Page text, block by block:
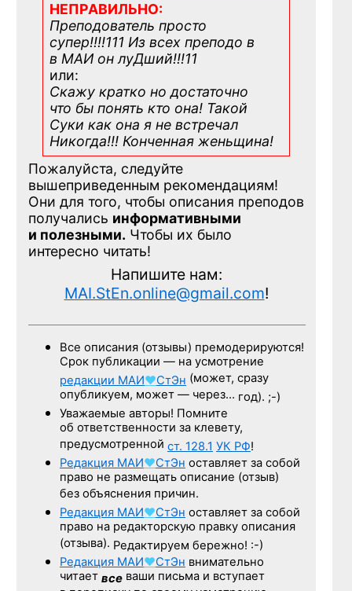
НЕПРАВИЛЬНО:
Преподователь просто
супер!!!!111 Из всех преподо в
в МАИ он луДший!!!11
или:
Скажу кратко но достаточно
что бы понять кто она! Такой
Суки как она я не встречал
Никогда!!! Конченная женьщина!
Пожалуйста, следуйте
вышеприведенным рекомендациям!
Они для того, чтобы описания преподов
получались информативными
и полезными. Чтобы их было
интересно читать!
Напишите нам:
MAI.StEn.online@gmail.com!
Все описания (отзывы) премодерируются!
Срок публикации — на усмотрение
редакции МАИ♥СтЭн (может, сразу
опубликуем, может — через… год). ;-)
Уважаемые авторы! Помните
об ответственности за клевету,
предусмотренной ст. 128.1 УК РФ!
Редакция МАИ♥СтЭн оставляет за собой
право не размещать описание (отзыв)
без объяснения причин.
Редакция МАИ♥СтЭн оставляет за собой
право на редакторскую правку описания
(отзыва). Редактируем бережно! :-)
Редакция МАИ♥СтЭн внимательно
читает все ваши письма и вступает